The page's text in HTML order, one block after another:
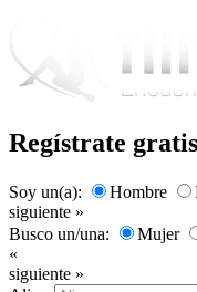
Regístrate gratis
Soy un(a): Hombre
siguiente »
Busco un/una:
Mujer
«
siguiente »